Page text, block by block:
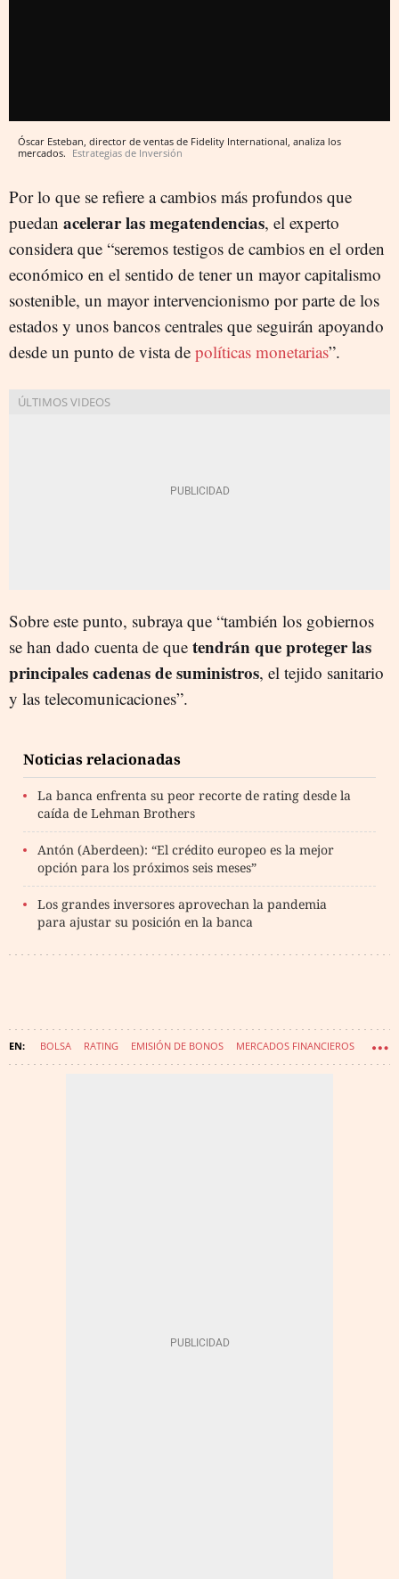
Óscar Esteban, director de ventas de Fidelity International, analiza los
mercados. Estrategias de Inversión
Por lo que se refiere a cambios más profundos que
puedan acelerar las megatendencias, el experto
considera que “seremos testigos de cambios en el orden
económico en el sentido de tener un mayor capitalismo
sostenible, un mayor intervencionismo por parte de los
estados y unos bancos centrales que seguirán apoyando
desde un punto de vista de políticas monetarias”.
Sobre este punto, subraya que “también los gobiernos
se han dado cuenta de que tendrán que proteger las
principales cadenas de suministros, el tejido sanitario
y las telecomunicaciones”.
Noticias relacionadas
La banca enfrenta su peor recorte de rating desde la
caída de Lehman Brothers
Antón (Aberdeen): “El crédito europeo es la mejor
opción para los próximos seis meses”
Los grandes inversores aprovechan la pandemia
para ajustar su posición en la banca
BOLSA RATING EMISIÓN DE BONOS MERCADOS FINANCIEROS